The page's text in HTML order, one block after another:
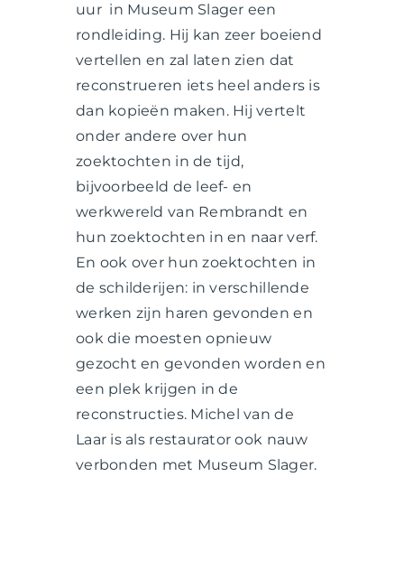
uur in Museum Slager een
rondleiding. Hij kan zeer boeiend
vertellen en zal laten zien dat
reconstrueren iets heel anders is
dan kopieën maken. Hij vertelt
onder andere over hun
zoektochten in de tijd,
bijvoorbeeld de leef- en
werkwereld van Rembrandt en
hun zoektochten in en naar verf.
En ook over hun zoektochten in
de schilderijen: in verschillende
werken zijn haren gevonden en
ook die moesten opnieuw
gezocht en gevonden worden en
een plek krijgen in de
reconstructies. Michel van de
Laar is als restaurator ook nauw
verbonden met Museum Slager.